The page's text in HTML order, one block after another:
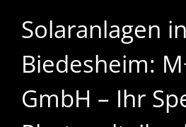
Solaranlagen in
Biedesheim:
GmbH – Ihr